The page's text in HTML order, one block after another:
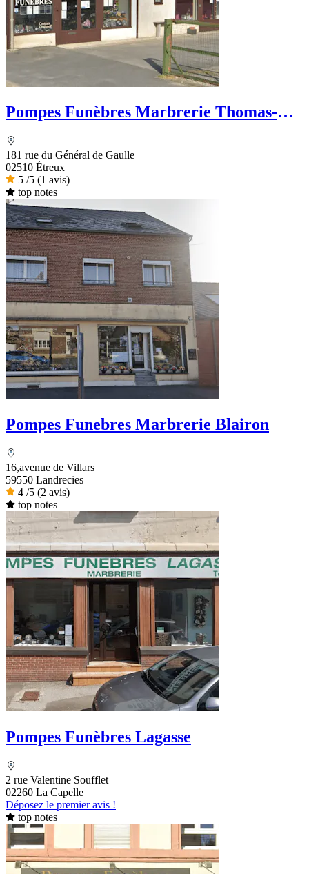
Pompes Funèbres Marbrerie Thomas-
181 rue du Général de Gaulle
02510 Étreux
5 /5 (1 avis)
top notes
Pompes Funebres Marbrerie Blairon
16,avenue de Villars
59550 Landrecies
4 /5 (2 avis)
top notes
Pompes Funèbres Lagasse
2 rue Valentine Soufflet
02260 La Capelle
Déposez le premier avis !
top notes